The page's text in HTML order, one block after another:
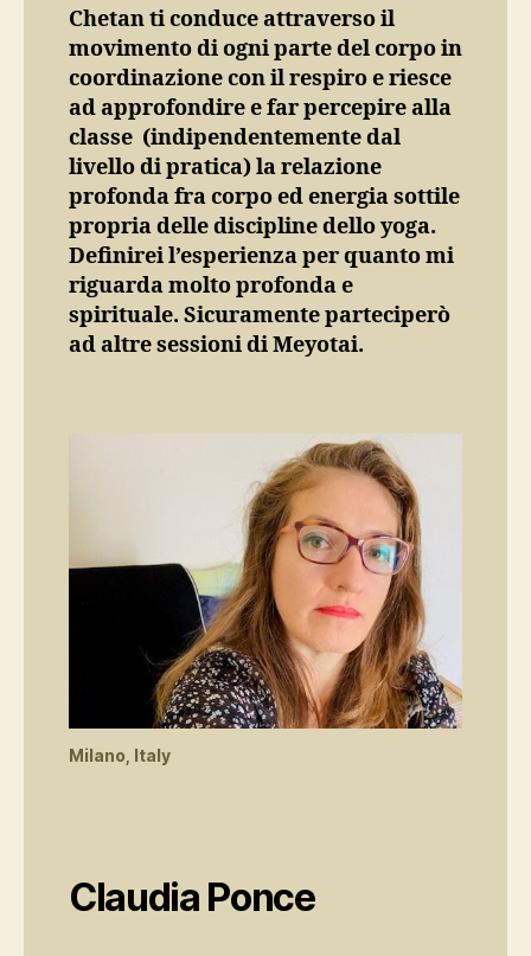
Chetan ti conduce attraverso il
movimento di ogni parte del corpo in
coordinazione con il respiro e riesce
ad approfondire e far percepire alla
classe (indipendentemente dal
livello di pratica) la relazione
profonda fra corpo ed energia sottile
propria delle discipline dello yoga.
Definirei l’esperienza per quanto mi
riguarda molto profonda e
spirituale. Sicuramente parteciperò
ad altre sessioni di Meyotai.
Milano, Italy
Claudia Ponce